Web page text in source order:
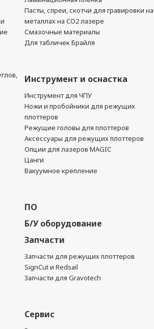
Пасты, спреи, скотчи для гравировки на
металлах на CO2 лазере
Смазочные материалы
Для табличек Брайля
Инструмент и оснастка
Инструмент для ЧПУ
Ножи и пробойники для режущих
плоттеров
Режущие головы для плоттеров
Аксессуары для режущих плоттеров
Опции для лазеров MAGIC
Цанги
Вакуумное крепление
ПО
Б/У оборудование
Запчасти
Запчасти для режущих плоттеров
SignCut и Redsail
Запчасти для Gravotech
Сервис